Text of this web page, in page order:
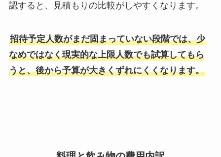
認すると、見積もりの比較がしやすくなります。
招待予定人数がまだ固まっていない段階では、少
なめではなく現実的な上限人数でも試算してもら
うと、後から予算が大きくずれにくくなります。